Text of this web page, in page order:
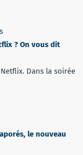
? On vous dit
Dans la soirée
le nouveau